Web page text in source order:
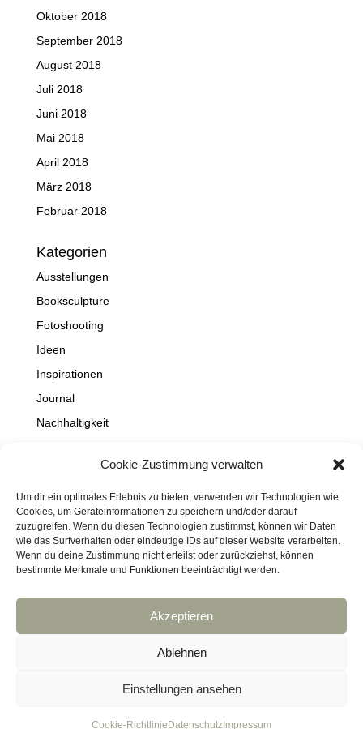
Cookie-Zustimmung verwalten
Um dir ein optimales Erlebnis zu bieten, verwenden wir Technologien wie
Cookies, um Geräteinformationen zu speichern und/oder darauf
zuzugreifen. Wenn du diesen Technologien zustimmst, können wir Daten
wie das Surfverhalten oder eindeutige IDs auf dieser Website verarbeiten.
Wenn du deine Zustimmung nicht erteilst oder zurückziehst, können
bestimmte Merkmale und Funktionen beeinträchtigt werden.
Akzeptieren
Ablehnen
Einstellungen ansehen
Cookie-Richtlinie Datenschutz Impressum
Oktober 2018
September 2018
August 2018
Juli 2018
Juni 2018
Mai 2018
April 2018
März 2018
Februar 2018
Kategorien
Ausstellungen
Booksculpture
Fotoshooting
Ideen
Inspirationen
Journal
Nachhaltigkeit
Projekte
Schaufenster
Travel
Datenschutz
Haftungsausschluss
copyright © bridhadesign